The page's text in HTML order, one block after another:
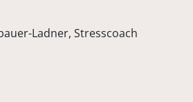
Ladner, Stresscoach